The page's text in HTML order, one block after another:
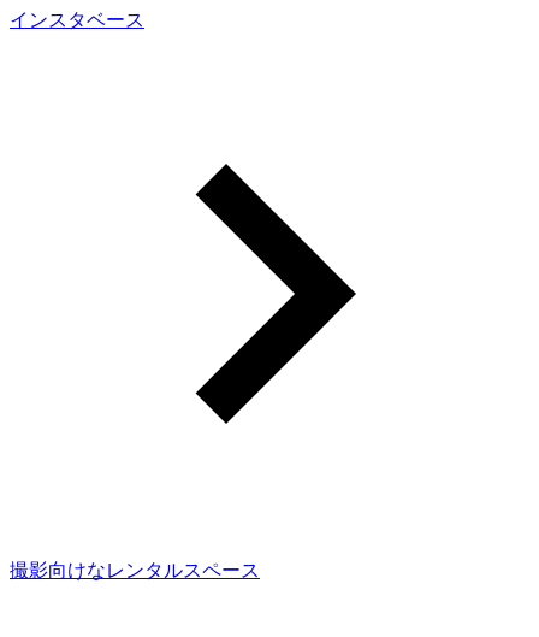
インスタベース
撮影向けなレンタルスペース